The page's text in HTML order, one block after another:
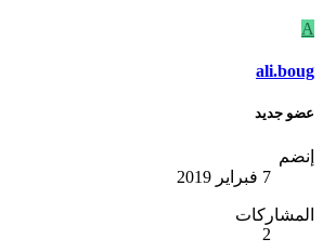
A
ali.boug
عضو جديد
إنضم
7 فبراير 2019
المشاركات
2